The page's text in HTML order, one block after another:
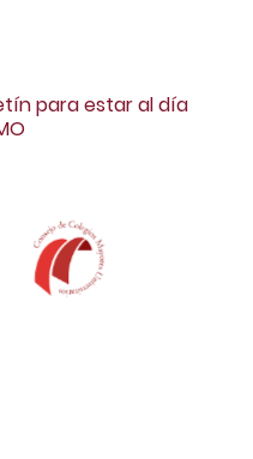
para estar al día